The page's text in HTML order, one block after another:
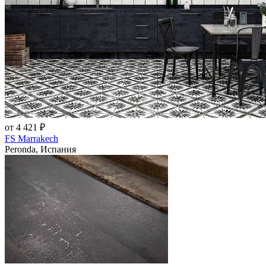
от 4 421 ₽
FS Marrakech
Peronda, Испания